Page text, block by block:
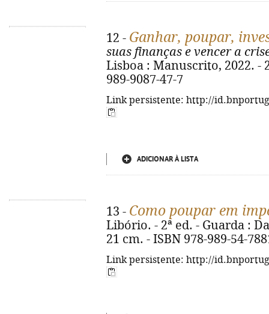
12 - Ganhar, poupar,
suas finanças e vencer a
Lisboa : Manuscrito, 2022. -
989-9087-47-7
Link persistente: http://
ADICIONAR À LISTA
13 - Como poupar em
Libório. - 2ª ed. - Guarda :
21 cm. - ISBN 978-989-54-
Link persistente: http://